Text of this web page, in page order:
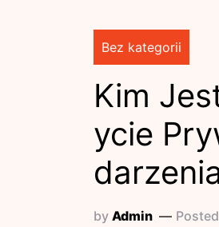
Bez kategorii
Kim
ycie
by Admin